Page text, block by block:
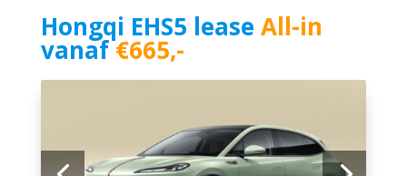
Hongqi EHS5 lease All-in
vanaf€665,-